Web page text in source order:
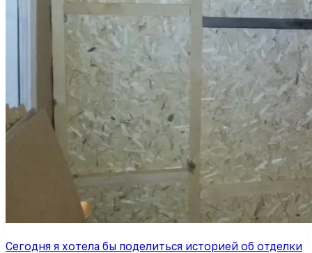
Сегодня я хотела бы поделиться историей об отделки